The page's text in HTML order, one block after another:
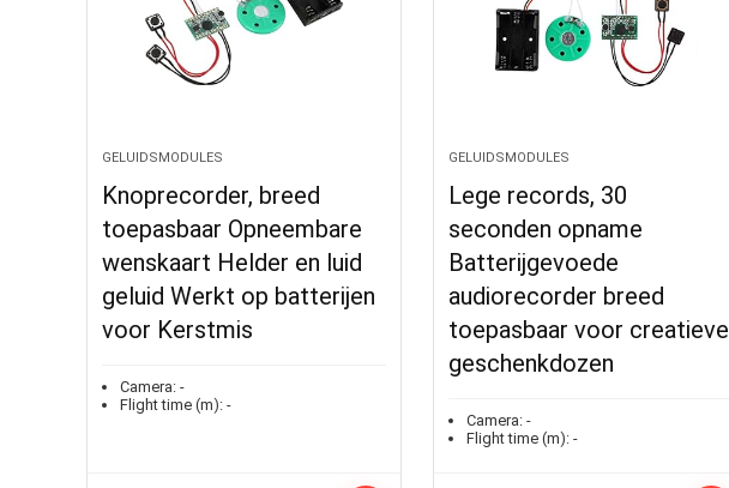
GELUIDSMODULES
Knoprecorder, breed
toepasbaar Opneembare
wenskaart Helder en luid
geluid Werkt op batterijen
voor Kerstmis
Camera: -
Flight time (m): -
GELUIDSMODULES
Lege records, 30
seconden opname
Batterijgevoede
audiorecorder breed
toepasbaar voor creatieve
geschenkdozen
Camera:-
Flight time (m):-